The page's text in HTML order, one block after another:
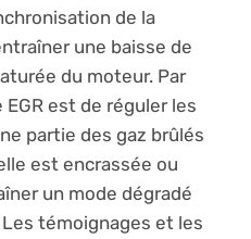
de la
une baisse de
du moteur. Par
est de réguler les
partie des gaz brûlés
est encrassée ou
un mode dégradé
témoignages et les